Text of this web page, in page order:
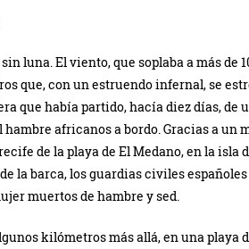
luna. El viento, que soplaba a más de
que, con un estruendo infernal, se
que había partido, hacía diez días, de
hambre africanos a bordo. Gracias a un
de la playa de El Medano, en la isla
la barca, los guardias civiles
muertos de hambre y sed.
kilómetros más allá, en una playa